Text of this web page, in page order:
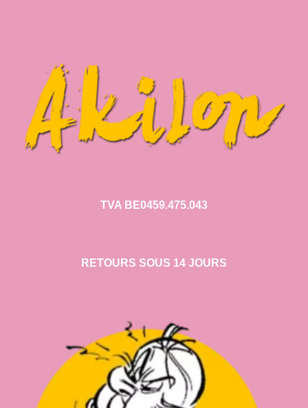
TVA BE0459.475.043
RETOURS SOUS 14 JOURS